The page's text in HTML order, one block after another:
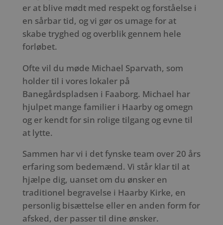
er at blive mødt med respekt og forståelse i
en sårbar tid, og vi gør os umage for at
skabe tryghed og overblik gennem hele
forløbet.
Ofte vil du møde Michael Sparvath, som
holder til i vores lokaler på
Banegårdspladsen i Faaborg. Michael har
hjulpet mange familier i Haarby og omegn
og er kendt for sin rolige tilgang og evne til
at lytte.
Sammen har vi i det fynske team over 20 års
erfaring som bedemænd. Vi står klar til at
hjælpe dig, uanset om du ønsker en
traditionel begravelse i Haarby Kirke, en
personlig bisættelse eller en anden form for
afsked, der passer til dine ønsker.